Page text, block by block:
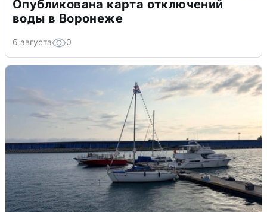
Опубликована карта отключений
воды в Воронеже
6 августа 0